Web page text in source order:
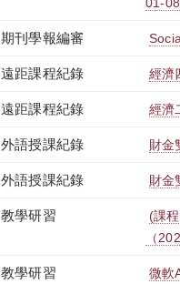
期刊學報編審
遠距課程紀錄 經濟
遠距課程紀錄 經濟
外語授課紀錄 財金
外語授課紀錄 財金
教學研習
(課
（
教學研習
微軟